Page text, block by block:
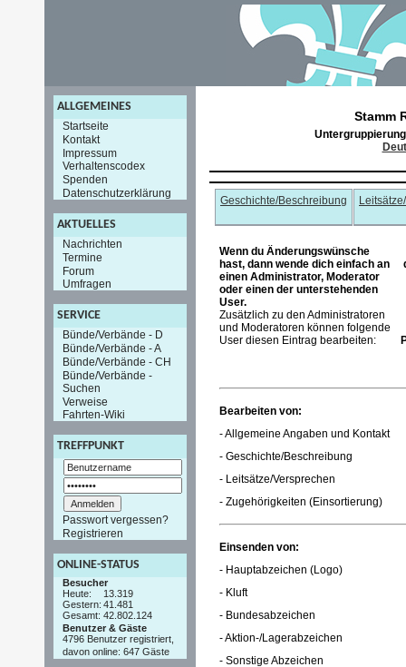
ALLGEMEINES
Startseite
Kontakt
Impressum
Verhaltenscodex
Spenden
Datenschutzerklärung
AKTUELLES
Nachrichten
Termine
Forum
Umfragen
SERVICE
Bünde/Verbände - D
Bünde/Verbände - A
Bünde/Verbände - CH
Bünde/Verbände -
Suchen
Verweise
Fahrten-Wiki
TREFFPUNKT
Passwort vergessen?
Registrieren
ONLINE-STATUS
Besucher
Heute:
13.319
Gestern: 41.481
Gesamt: 42.802.124
Benutzer & Gäste
4796 Benutzer registriert,
davon online: 647 Gäste
Stamm
Geschichte/Beschreibung
Wenn du Änderungswünsche
hast, dann wende dich einfach an
einen Administrator, Moderator
oder einen der unterstehenden
User.
Zusätzlich zu den Administratoren
und Moderatoren können folgende
User diesen Eintrag bearbeiten:
Bearbeiten von:
- Allgemeine Angaben und Kontakt
- Geschichte/Beschreibung
- Leitsätze/Versprechen
- Zugehörigkeiten (Einsortierung)
Einsenden von:
- Hauptabzeichen (Logo)
- Kluft
- Bundesabzeichen
- Aktion-/Lagerabzeichen
- Sonstige Abzeichen